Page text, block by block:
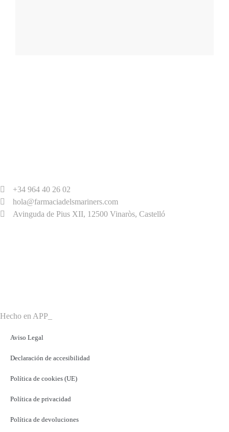
+34 964 40 26 02
hola@farmaciadelsmariners.com
Avinguda de Pius XII, 12500 Vinaròs, Castelló
Hecho en APP_
Aviso Legal
Declaración de accesibilidad
Política de cookies (UE)
Política de privacidad
Política de devoluciones